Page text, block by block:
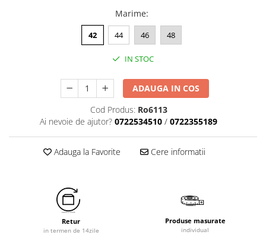
Marime:
42 44 46 48
IN STOC
ADAUGA IN COS
Cod Produs: Ro6113
Ai nevoie de ajutor? 0722534510 / 0722355189
Adauga la Favorite Cere informatii
Retur
in termen de 14zile
Produse masurate
individual